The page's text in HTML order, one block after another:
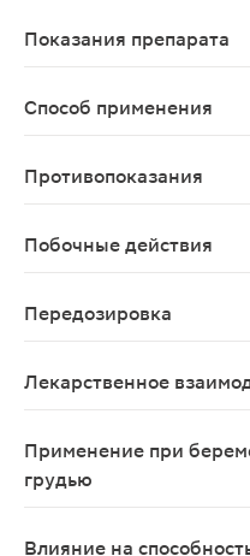
Показания препарата
Способ применения
Противопоказания
Побочные действия
Передозировка
Лекарственное
Применение при
грудью
Влияние на